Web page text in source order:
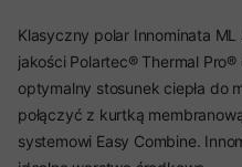
Klasyczny polar Innominata
jakości Polartec® Thermal
optymalny stosunek ciepła do
połączyć z kurtką
systemowi Easy Combine.